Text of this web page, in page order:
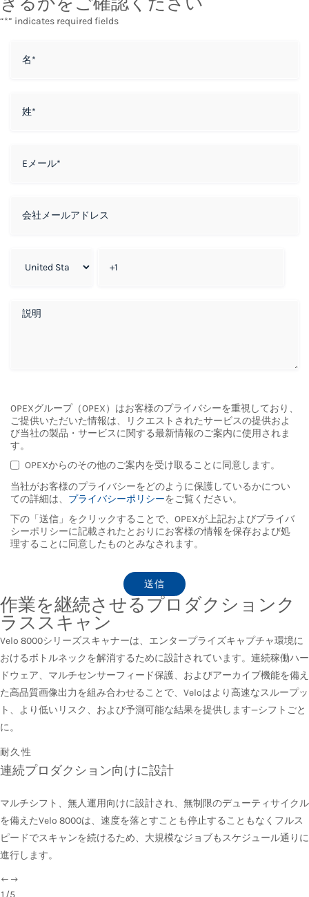
“*” indicates required fields
OPEXグループ（OPEX）はお客様のプライバシーを重視しており、
ご提供いただいた情報は、リクエストされたサービスの提供およ
び当社の製品・サービスに関する最新情報のご案内に使用されま
す。
OPEXからのその他のご案内を受け取ることに同意します。
当社がお客様のプライバシーをどのように保護しているかについ
ての詳細は、 プライバシーポリシーをご覧ください。
下の「送信」をクリックすることで、OPEXが上記およびプライバ
シーポリシーに記載されたとおりにお客様の情報を保存および処
理することに同意したものとみなされます。
作業を継続させるプロダクションク
ラススキャン
Velo 8000シリーズスキャナーは、エンタープライズキャプチャ環境に
おけるボトルネックを解消するために設計されています。連続稼働ハー
ドウェア、マルチセンサーフィード保護、およびアーカイブ機能を備え
た高品質画像出力を組み合わせることで、Veloはより高速なスループッ
ト、より低いリスク、および予測可能な結果を提供します—シフトごと
に。
耐久性
連続プロダクション向けに設計
マルチシフト、無人運用向けに設計され、無制限のデューティサイクル
を備えたVelo 8000は、速度を落とすことも停止することもなくフルス
ピードでスキャンを続けるため、大規模なジョブもスケジュール通りに
進行します。
1/5